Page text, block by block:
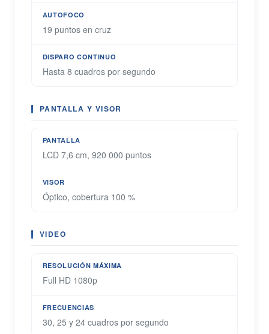
AUTOFOCO
19 puntos en cruz
DISPARO CONTINUO
Hasta 8 cuadros por segundo
PANTALLA Y VISOR
PANTALLA
LCD 7,6 cm, 920 000 puntos
VISOR
Óptico, cobertura 100 %
VIDEO
RESOLUCIÓN MÁXIMA
Full HD 1080p
FRECUENCIAS
30, 25 y 24 cuadros por segundo